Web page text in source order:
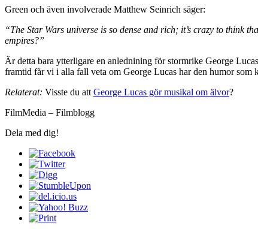
Green och även involverade Matthew Seinrich säger:
“The Star Wars universe is so dense and rich; it’s crazy to think
empires?”
Är detta bara ytterligare en anlednining för stormrike George
framtid får vi i alla fall veta om George Lucas har den humor som
Relaterat: Visste du att George Lucas gör musikal om älvor?
FilmMedia – Filmblogg
Dela med dig!